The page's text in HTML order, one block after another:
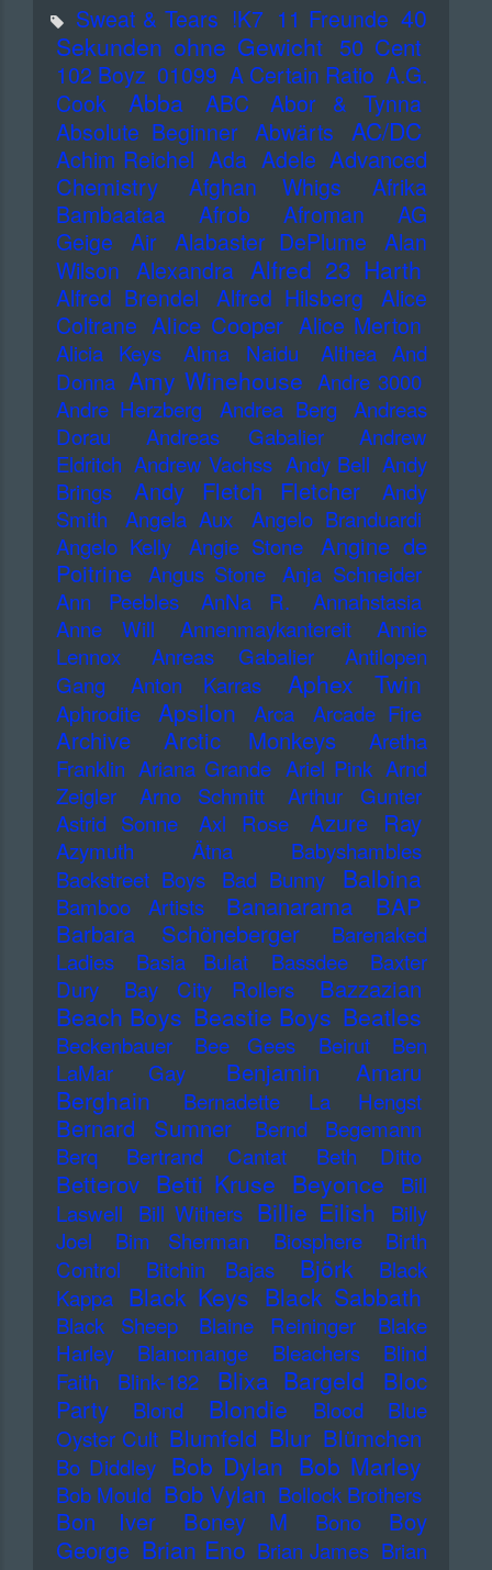
Sweat & Tears !K7 11 Freunde 40
Sekunden ohne Gewicht 50 Cent
102 Boyz 01099 A Certain Ratio A.G.
Cook
Abba ABC
Abor & Tynna
Absolute Beginner Abwärts AC/DC
Achim Reichel Ada Adele Advanced
Chemistry
Afghan Whigs
Afrika
Bambaataa
Afrob Afroman
AG
Geige
Air Alabaster DePlume
Alan
Wilson Alexandra Alfred 23 Harth
Alfred Brendel Alfred Hilsberg
Alice
Coltrane Alice Cooper Alice Merton
Alicia Keys Alma Naidu
Althea And
Donna Amy Winehouse Andre 3000
Andre Herzberg
Andrea Berg
Andreas
Dorau
Andreas Gabalier
Andrew
Eldritch Andrew Vachss Andy Bell Andy
Brings
Andy Fletch Fletcher
Andy
Smith
Angela Aux
Angelo Branduardi
Angelo Kelly
Angie Stone
Angine de
Poitrine Angus Stone Anja Schneider
Ann Peebles
AnNa R.
Annahstasia
Anne Will
Annenmaykantereit
Annie
Lennox
Anreas Gabalier
Antilopen
Gang
Anton Karras Aphex Twin
Aphrodite Apsilon Arca Arcade Fire
Archive Arctic Monkeys
Aretha
Franklin Ariana Grande Ariel Pink Arnd
Zeigler
Arno Schmitt
Arthur Gunter
Astrid Sonne
Axl Rose Azure Ray
Azymuth Ätna
Babyshambles
Backstreet Boys
Bad Bunny Balbina
Bamboo Artists Bananarama
BAP
Barbara Schöneberger
Barenaked
Ladies
Basia Bulat Bassdee
Baxter
Dury
Bay City Rollers Bazzazian
Beach Boys Beastie Boys Beatles
Beckenbauer Bee Gees Beirut
Ben
LaMar Gay
Benjamin Amaru
Berghain Bernadette La Hengst
Bernard Sumner
Bernd Begemann
Berq
Bertrand Cantat Beth Ditto
Betterov Betti Kruse Beyonce
Bill
Laswell
Bill Withers Billie Eilish
Billy
Joel
Bim Sherman Biosphere
Birth
Control
Bitchin Bajas Björk
Black
Kappa Black Keys Black Sabbath
Black Sheep Blaine Reininger
Blake
Harley
Blancmange Bleachers
Blind
Faith
Blink-182 Blixa Bargeld
Bloc
Party
Blond Blondie Blood
Blue
Oyster Cult Blumfeld Blur Blümchen
Bo Diddley Bob Dylan Bob Marley
Bob Mould Bob Vylan Bollock Brothers
Bon Iver Boney M Bono
Boy
George Brian Eno Brian James Brian